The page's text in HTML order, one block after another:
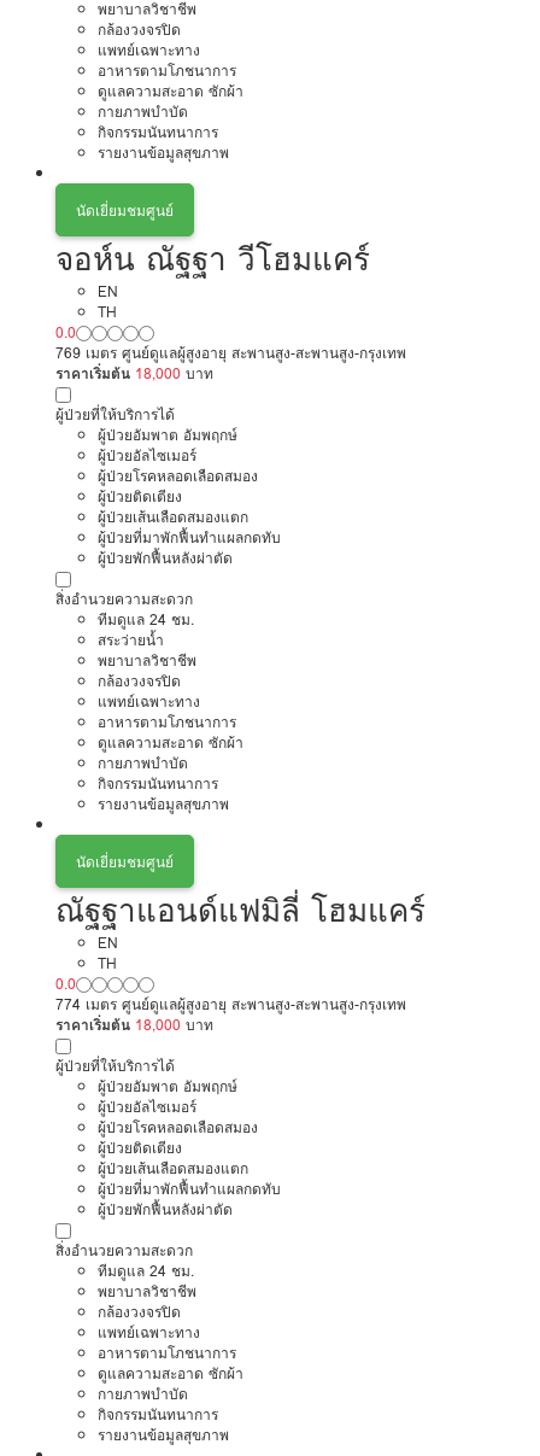
พยาบาลวิชาชีพ
กล้องวงจรปิด
แพทย์เฉพาะทาง
อาหารตามโภชนาการ
ดูแลความสะอาด ซักผ้า
กายภาพบำบัด
กิจกรรมนันทนาการ
รายงานข้อมูลสุขภาพ
นัดเยี่ยมชมศูนย์
จอห์น ณัฐฐา วีโฮมแคร์
EN
TH
0.0
769 เมตร ศูนย์ดูแลผู้สูงอายุ สะพานสูง-สะพานสูง-กรุงเทพ
ราคาเริ่มต้น 18,000 บาท
ผู้ป่วยที่ให้บริการได้
ผู้ป่วยอัมพาต อัมพฤกษ์
ผู้ป่วยอัลไซเมอร์
ผู้ป่วยโรคหลอดเลือดสมอง
ผู้ป่วยติดเตียง
ผู้ป่วยเส้นเลือดสมองแตก
ผู้ป่วยที่มาพักฟื้นทำแผลกดทับ
ผู้ป่วยพักฟื้นหลังผ่าตัด
สิ่งอำนวยความสะดวก
ทีมดูแล 24 ชม.
สระว่ายน้ำ
พยาบาลวิชาชีพ
กล้องวงจรปิด
แพทย์เฉพาะทาง
อาหารตามโภชนาการ
ดูแลความสะอาด ซักผ้า
กายภาพบำบัด
กิจกรรมนันทนาการ
รายงานข้อมูลสุขภาพ
นัดเยี่ยมชมศูนย์
ณัฐฐาแอนด์แฟมิลี่ โฮมแคร์
EN
TH
0.0
774 เมตร ศูนย์ดูแลผู้สูงอายุ สะพานสูง-สะพานสูง-กรุงเทพ
ราคาเริ่มต้น 18,000 บาท
ผู้ป่วยที่ให้บริการได้
ผู้ป่วยอัมพาต อัมพฤกษ์
ผู้ป่วยอัลไซเมอร์
ผู้ป่วยโรคหลอดเลือดสมอง
ผู้ป่วยติดเตียง
ผู้ป่วยเส้นเลือดสมองแตก
ผู้ป่วยที่มาพักฟื้นทำแผลกดทับ
ผู้ป่วยพักฟื้นหลังผ่าตัด
สิ่งอำนวยความสะดวก
ทีมดูแล 24 ชม.
พยาบาลวิชาชีพ
กล้องวงจรปิด
แพทย์เฉพาะทาง
อาหารตามโภชนาการ
ดูแลความสะอาด ซักผ้า
กายภาพบำบัด
กิจกรรมนันทนาการ
รายงานข้อมูลสุขภาพ